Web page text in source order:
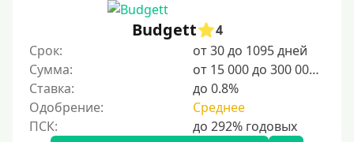
Пенсионерам до 85 лет
Безработным
Даже бомжам
Без указания места работы
Для иностранных граждан
Budgett
4
Срок:
от 30 до 1095 дней
Сумма:
от 15 000 до 300 000 ₽
Ставка:
до 0.8%
Одобрение:
Среднее